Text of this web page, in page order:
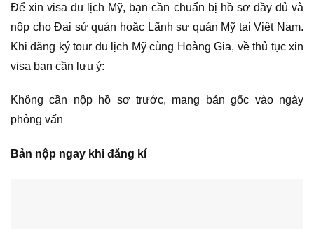
Để xin visa du lịch Mỹ, bạn cần chuẩn bị hồ sơ đầy đủ và
nộp cho Đại sứ quán hoặc Lãnh sự quán Mỹ tại Việt Nam.
Khi đăng ký tour du lịch Mỹ cùng Hoàng Gia, về thủ tục xin
visa bạn cần lưu ý:
Không cần nộp hồ sơ trước, mang bản gốc vào ngày
phỏng vấn
Bản nộp ngay khi đăng kí